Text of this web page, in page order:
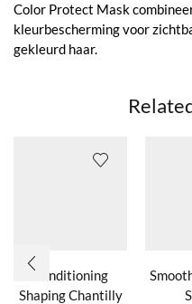
Color Protect Mask
kleurbescherming voor
gekleurd haar.
Conditioning
Shaping Chantilly